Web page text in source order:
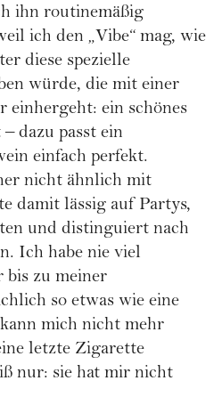
ihn routinemäßig
ich den „Vibe“ mag, wie
diese spezielle
würde, die mit einer
ein schönes
dazu passt ein
einfach perfekt.
nicht ähnlich mit
damit lässig auf Partys,
und distinguiert nach
Ich habe nie viel
bis zu meiner
so etwas wie eine
mich nicht mehr
letzte Zigarette
nur: sie hat mir nicht